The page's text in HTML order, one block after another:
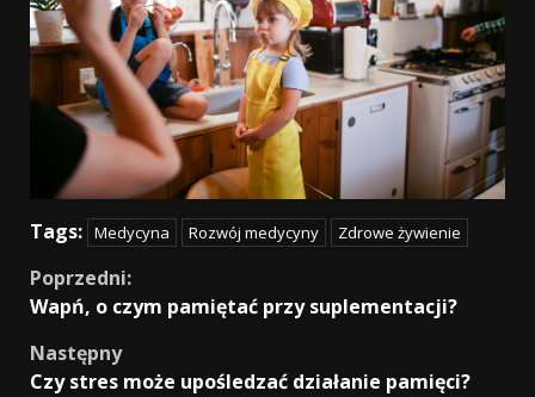
Tags: Medycyna Rozwój medycyny Zdrowe żywienie
Continue
Reading
Poprzedni:
Wapń, o czym pamiętać przy suplementacji?
Następny
Czy stres może upośledzać działanie pamięci?